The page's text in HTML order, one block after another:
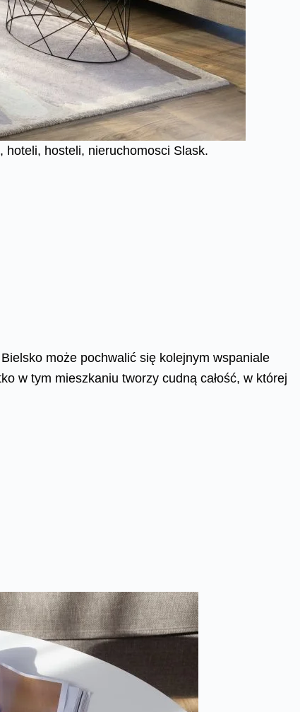
hosteli, nieruchomosci Slask.
może pochwalić się kolejnym wspaniale
w tym mieszkaniu tworzy cudną całość, w której